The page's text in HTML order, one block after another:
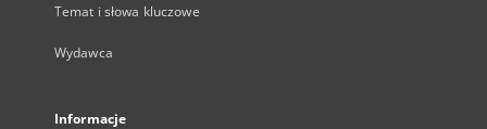
Temat i słowa kluczowe
Wydawca
Informacje